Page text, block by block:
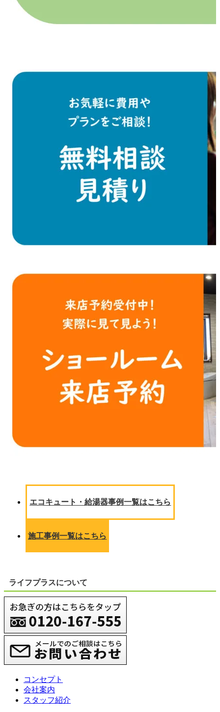
エコキュート・給湯器事例一覧はこちら
施工事例一覧はこちら
ライフプラスについて
コンセプト
会社案内
スタッフ紹介